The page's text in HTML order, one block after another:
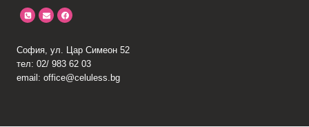
София, ул. Цар Симеон 52
тел: 02/ 983 62 03
email: office@celuless.bg